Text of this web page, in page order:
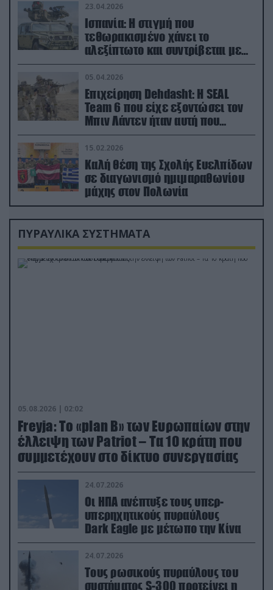
23.04.2026
Ισπανία: Η στιγμή που
τεθωρακισμένο χάνει το
αλεξίπτωτο και συντρίβεται με
ορμή στο έδαφος (βίντεο)
05.04.2026
Επιχείρηση Dehdasht: Η SEAL
Team 6 που είχε εξοντώσει τον
Μπιν Λάντεν ήταν αυτή που
διέσωσε τον πιλότο του F-15
15.02.2026
Καλή θέση της Σχολής Ευελπίδων
σε διαγωνισμό ημιμαραθωνίου
μάχης στον Πολωνία
ΠΥΡΑΥΛΙΚΑ ΣΥΣΤΗΜΑΤΑ
05.08.2026 | 02:02
Freyja: Το «plan Β» των Ευρωπαίων στην
έλλειψη των Patriot – Τα 10 κράτη που
συμμετέχουν στο δίκτυο συνεργασίας
24.07.2026
Οι ΗΠΑ ανέπτυξε τους υπερ-
υπερηχητικούς πυραύλους
Dark Eagle με μέτωπο την Κίνα
24.07.2026
Τους ρωσικούς πυραύλους του
συστήματος S-300 προτείνει η